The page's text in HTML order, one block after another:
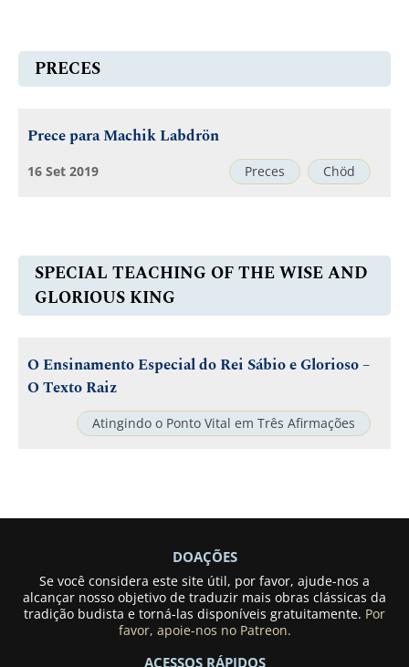
PRECES
Prece para Machik Labdrön
Preces Chöd
16 Set 2019
SPECIAL TEACHING OF THE WISE AND
GLORIOUS KING
O Ensinamento Especial do Rei Sábio e Glorioso –
O Texto Raiz
Atingindo o Ponto Vital em Três Afirmações
DOAÇÕES
Se você considera este site útil, por favor, ajude-nos a
alcançar nosso objetivo de traduzir mais obras clássicas da
tradição budista e torná-las disponíveis gratuitamente. Por
favor, apoie-nos no Patreon.
ACESSOS RÁPIDOS